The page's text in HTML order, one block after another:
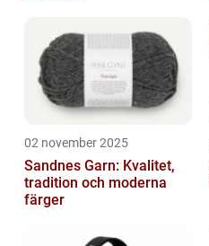
02 november 2025
Sandnes Garn: Kvalitet,
tradition och moderna
färger